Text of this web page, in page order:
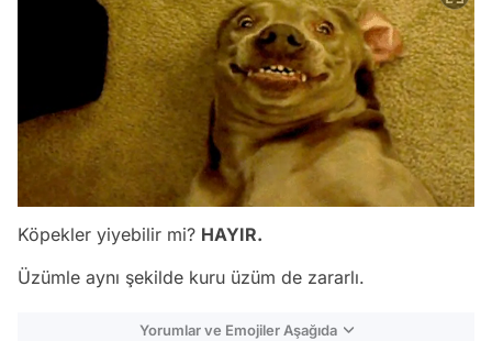
Köpekler yiyebilir mi? HAYIR.
Üzümle aynı şekilde kuru üzüm de zararlı.
Yorumlar ve Emojiler Aşağıda